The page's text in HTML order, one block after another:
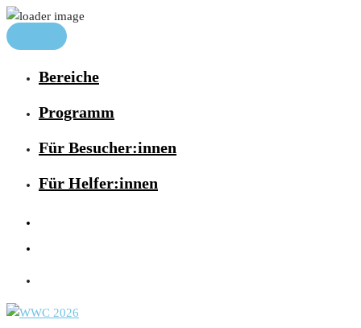
Bereiche
Programm
Für Besucher:innen
Für Helfer:innen